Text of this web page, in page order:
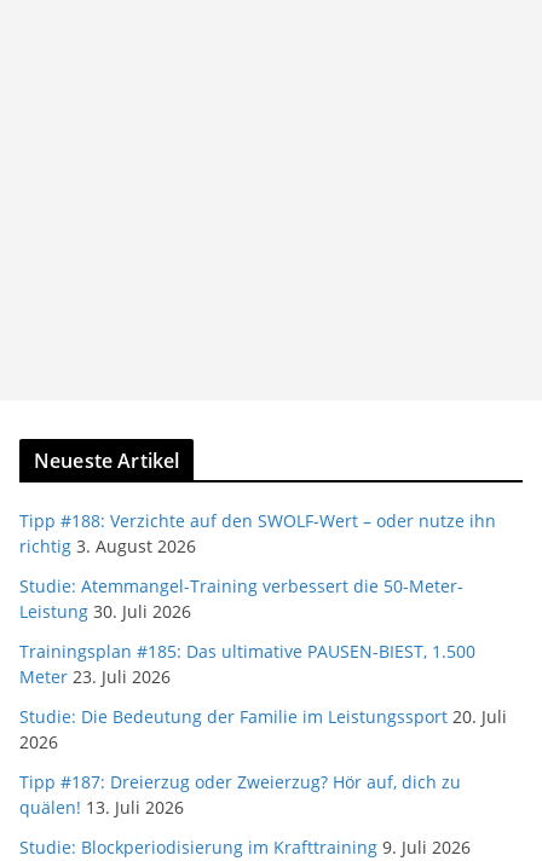
Neueste Artikel
Tipp #188: Verzichte auf den SWOLF-Wert – oder nutze ihn
richtig 3. August 2026
Studie: Atemmangel-Training verbessert die 50-Meter-
Leistung 30. Juli 2026
Trainingsplan #185: Das ultimative PAUSEN-BIEST, 1.500
Meter 23. Juli 2026
Studie: Die Bedeutung der Familie im Leistungssport 20. Juli
2026
Tipp #187: Dreierzug oder Zweierzug? Hör auf, dich zu
quälen! 13. Juli 2026
Studie: Blockperiodisierung im Krafttraining 9. Juli 2026